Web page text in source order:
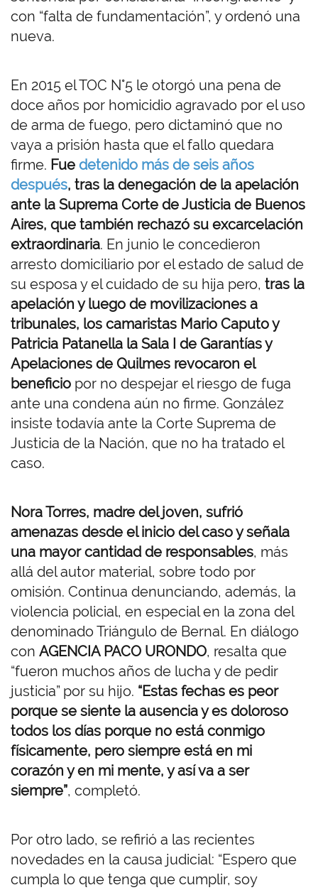
con “falta de fundamentación”, y ordenó una
nueva.
En 2015 el TOC N°5 le otorgó una pena de
doce años por homicidio agravado por el uso
de arma de fuego, pero dictaminó que no
vaya a prisión hasta que el fallo quedara
firme. Fue detenido más de seis años
después, tras la denegación de la apelación
ante la Suprema Corte de Justicia de Buenos
Aires, que también rechazó su excarcelación
extraordinaria. En junio le concedieron
arresto domiciliario por el estado de salud de
su esposa y el cuidado de su hija pero, tras la
apelación y luego de movilizaciones a
tribunales, los camaristas Mario Caputo y
Patricia Patanella la Sala I de Garantías y
Apelaciones de Quilmes revocaron el
beneficio por no despejar el riesgo de fuga
ante una condena aún no firme. González
insiste todavía ante la Corte Suprema de
Justicia de la Nación, que no ha tratado el
caso.
Nora Torres, madre del joven, sufrió
amenazas desde el inicio del caso y señala
una mayor cantidad de responsables, más
allá del autor material, sobre todo por
omisión. Continua denunciando, además, la
violencia policial, en especial en la zona del
denominado Triángulo de Bernal. En diálogo
con AGENCIA PACO URONDO, resalta que
“fueron muchos años de lucha y de pedir
justicia” por su hijo. “Estas fechas es peor
porque se siente la ausencia y es doloroso
todos los días porque no está conmigo
físicamente, pero siempre está en mi
corazón y en mi mente, y así va a ser
siempre”, completó.
Por otro lado, se refirió a las recientes
novedades en la causa judicial: “Espero que
cumpla lo que tenga que cumplir, soy